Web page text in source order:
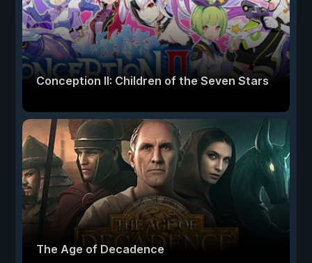
Conception II: Children of the Seven Stars
The Age of Decadence